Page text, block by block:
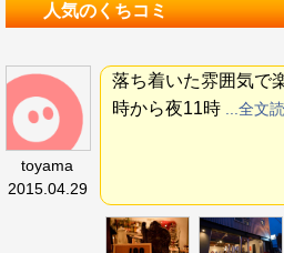
人気のくちコミ
toyama
2015.04.29
落ち着いた雰囲気で
時から夜11時
...全文